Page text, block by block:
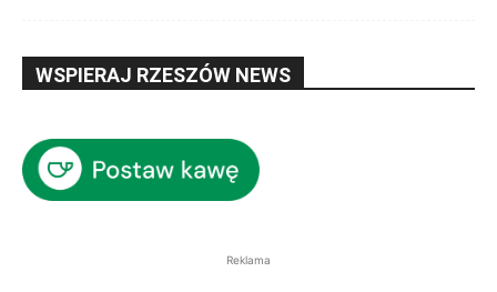
WSPIERAJ RZESZÓW NEWS
Reklama